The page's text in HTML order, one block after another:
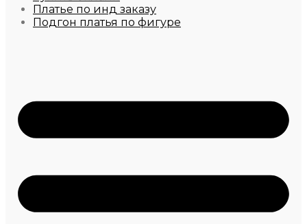
Платье по инд заказу
Подгон платья по фигуре